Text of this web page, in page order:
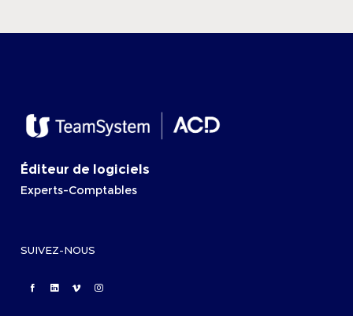
Éditeur de logiciels
Experts-Comptables
SUIVEZ-NOUS